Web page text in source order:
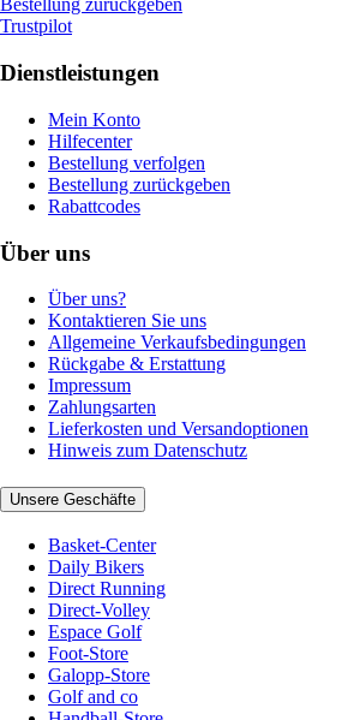
Bestellung zurückgeben
Trustpilot
Dienstleistungen
Mein Konto
Hilfecenter
Bestellung verfolgen
Bestellung zurückgeben
Rabattcodes
Über uns
Über uns?
Kontaktieren Sie uns
Allgemeine Verkaufsbedingungen
Rückgabe & Erstattung
Impressum
Zahlungsarten
Lieferkosten und Versandoptionen
Hinweis zum Datenschutz
Unsere Geschäfte
Basket-Center
Daily Bikers
Direct Running
Direct-Volley
Espace Golf
Foot-Store
Galopp-Store
Golf and co